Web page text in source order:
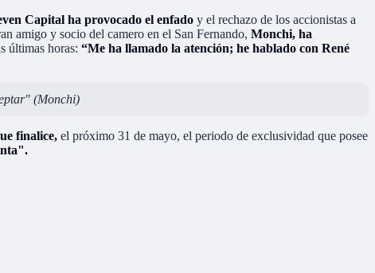
Capital ha provocado el enfado y el rechazo de los accionistas a
amigo y socio del camero en el San Fernando, Monchi, ha
últimas horas: “Me ha llamado la atención; he hablado con René
(Monchi)
finalice, el próximo 31 de mayo, el periodo de exclusividad que posee